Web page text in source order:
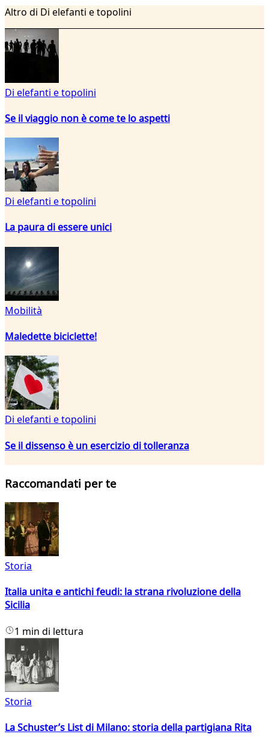
Altro di Di elefanti e topolini
Di elefanti e topolini
Se il viaggio non è come te lo aspetti
Di elefanti e topolini
La paura di essere unici
Mobilità
Maledette biciclette!
Di elefanti e topolini
Se il dissenso è un esercizio di tolleranza
Raccomandati per te
Storia
Italia unita e antichi feudi: la strana rivoluzione della
Sicilia
1 min di lettura
Storia
La Schuster’s List di Milano: storia della partigiana Rita